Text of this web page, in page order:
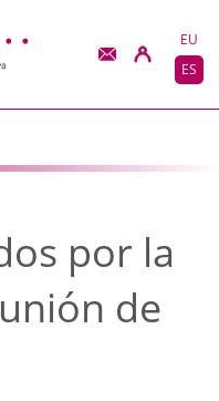
por
EU
ES
por la
de